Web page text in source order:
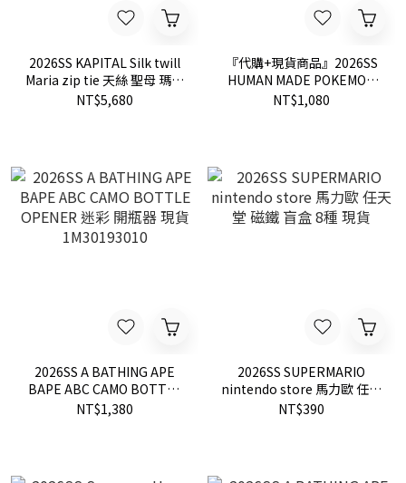
2026SS KAPITAL Silk twill
Maria zip tie 天絲 聖母 瑪麗
亞 拉鍊 領帶 現貨
NT$5,680
『代購+現貨商品』2026SS
HUMAN MADE POKEMON
MADE Floating Pen 寶可夢
NT$1,080
2026SS A BATHING APE
BAPE ABC CAMO BOTTLE
OPENER 迷彩 開瓶器 現貨
NT$1,380
2026SS SUPERMARIO
nintendo store 馬力歐 任天
堂 磁鐵 盲盒 8種 現貨
NT$390